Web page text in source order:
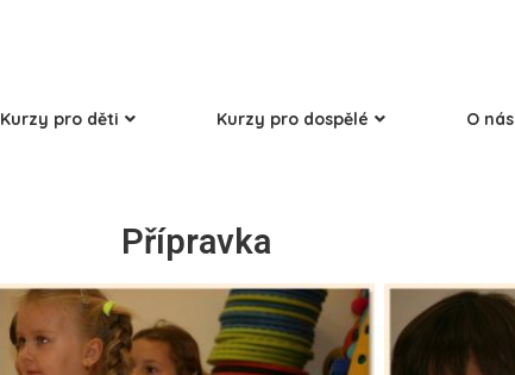
Kurzy pro děti Kurzy pro dospělé O nás
Přípravka